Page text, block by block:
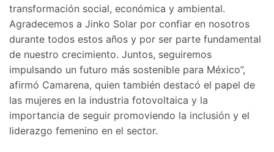
transformación social, económica y ambiental.
Agradecemos a Jinko Solar por confiar en nosotros
durante todos estos años y por ser parte fundamental
de nuestro crecimiento. Juntos, seguiremos
impulsando un futuro más sostenible para México”,
afirmó Camarena, quien también destacó el papel de
las mujeres en la industria fotovoltaica y la
importancia de seguir promoviendo la inclusión y el
liderazgo femenino en el sector.